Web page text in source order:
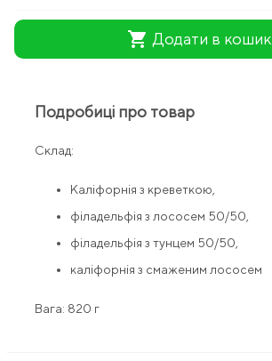
shopping_cart Додати в кошик
Подробиці про товар
Склад:
Каліфорнія з креветкою,
філадельфія з лососем 50/50,
філадельфія з тунцем 50/50,
каліфорнія з смаженим лососем
Вага: 820 г